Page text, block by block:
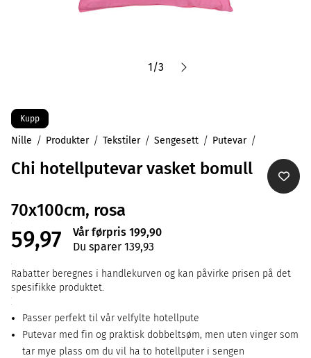
1/3
Kupp
Nille Produkter Tekstiler Sengesett Putevar
Chi hotellputevar vasket bomull
70x100cm, rosa
59,97
Vår førpris 199,90
Du sparer 139,93
Rabatter beregnes i handlekurven og kan påvirke prisen på det
spesifikke produktet.
Passer perfekt til vår velfylte hotellpute
Putevar med fin og praktisk dobbeltsøm, men uten vinger som
tar mye plass om du vil ha to hotellputer i sengen